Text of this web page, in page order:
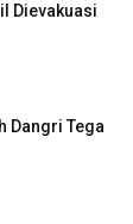
Dievakuasi
Dangri Tega